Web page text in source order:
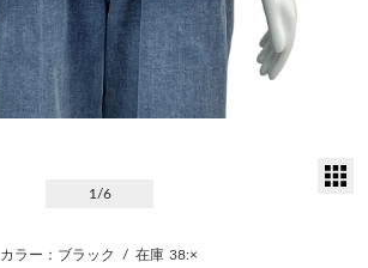
1 /6
カラー：ブラック / 在庫 38:×